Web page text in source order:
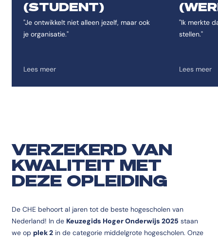
(STUDENT)
"Je ontwikkelt niet alleen jezelf, maar ook
je organisatie."
Lees meer
"Ik merkte
stellen."
Lees meer
VERZEKERD VAN
KWALITEIT MET
DEZE OPLEIDING
De CHE behoort al jaren tot de beste hogescholen van
Nederland! In de Keuzegids Hoger Onderwijs 2025 staan
we op plek 2 in de categorie middelgrote hogescholen. Onze